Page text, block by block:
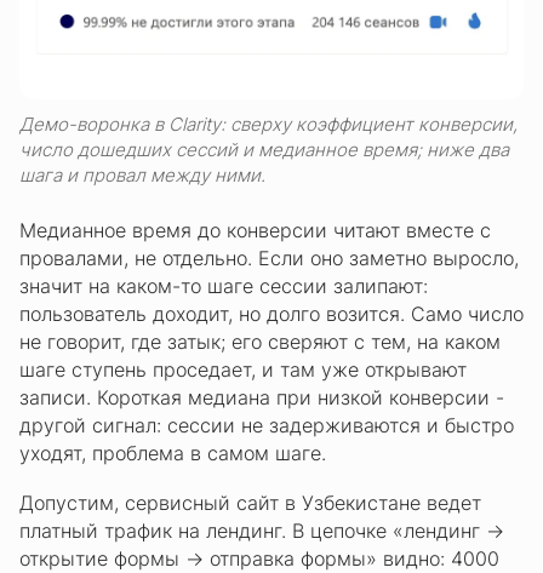
Демо-воронка в Clarity: сверху коэффициент конверсии,
число дошедших сессий и медианное время; ниже два
шага и провал между ними.
Медианное время до конверсии читают вместе с
провалами, не отдельно. Если оно заметно выросло,
значит на каком-то шаге сессии залипают:
пользователь доходит, но долго возится. Само число
не говорит, где затык; его сверяют с тем, на каком
шаге ступень проседает, и там уже открывают
записи. Короткая медиана при низкой конверсии -
другой сигнал: сессии не задерживаются и быстро
уходят, проблема в самом шаге.
Допустим, сервисный сайт в Узбекистане ведет
платный трафик на лендинг. В цепочке «лендинг →
открытие формы → отправка формы» видно: 4000